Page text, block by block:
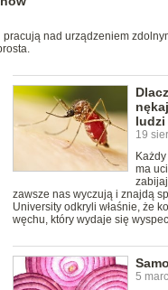
nad urządzeniem
ludzi
19
ma
zawsze nas wyczują i znajdą
University odkryli właśnie, że
węchu, który wydaje się
5